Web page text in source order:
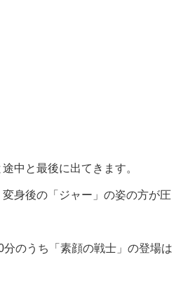
中と最後に出てきます。
身後の「ジャー」の姿の方が圧
のうち「素顔の戦士」の登場は